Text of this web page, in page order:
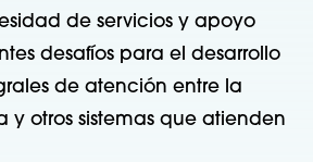
de servicios y apoyo
desafíos para el desarrollo
de atención entre la
otros sistemas que atienden